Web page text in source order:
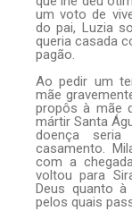
um voto de
do pai, Luzia
queria casada
pagão.
Ao pedir um
mãe
propôs à mãe
mártir Santa
doença
casamento.
com a
voltou para
Deus quanto
pelos quais